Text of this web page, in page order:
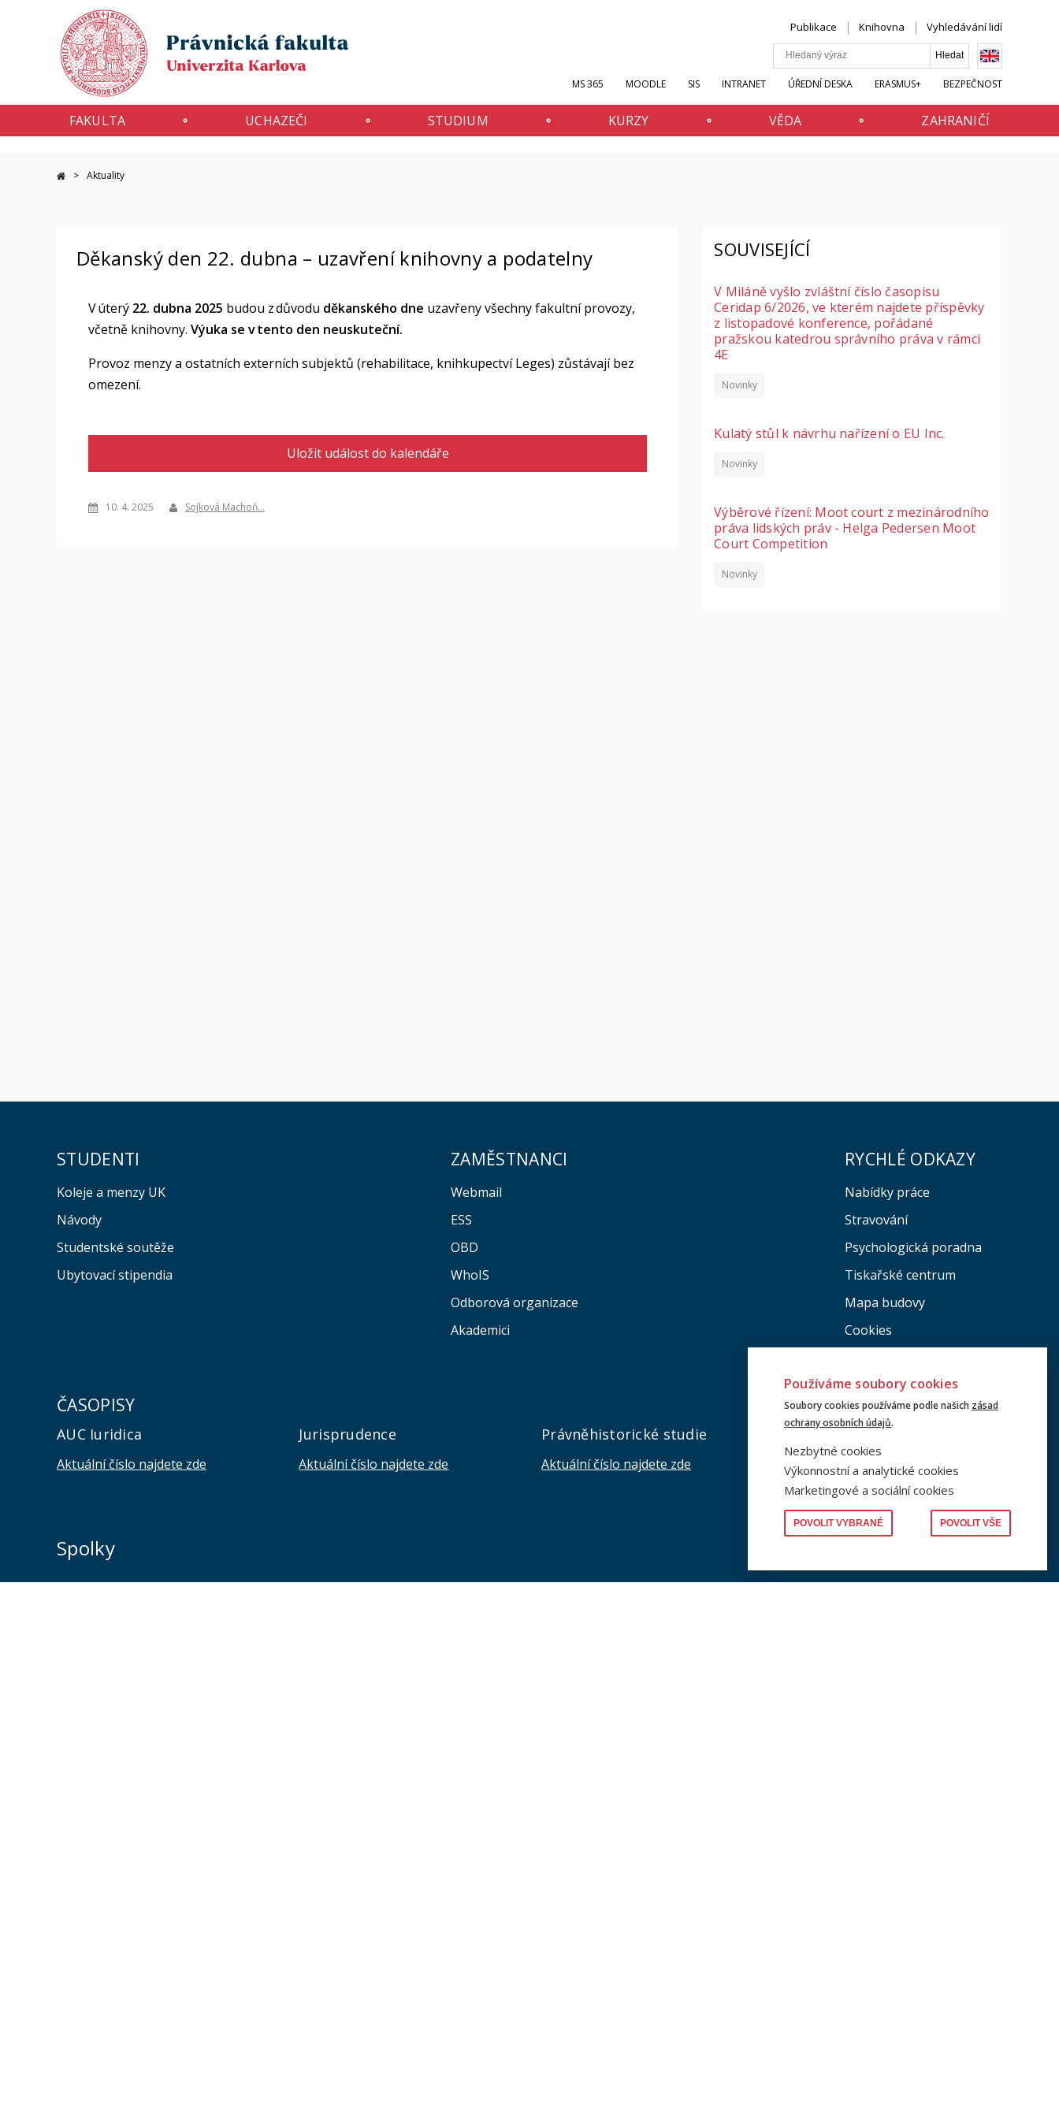
Publikace Knihovna Vyhledávání lidí
MS 365 MOODLE SIS INTRANET ÚŘEDNÍ DESKA ERASMUS+ BEZPEČNOST
FAKULTA UCHAZEČI STUDIUM KURZY VĚDA ZAHRANIČÍ
Aktuality
Děkanský den 22. dubna – uzavření knihovny a podatelny
V úterý22. dubna 2025 budou z důvodu děkanského dne uzavřeny všechny fakultní provozy,
včetně knihovny. Výuka se v tento den neuskuteční.
Provoz menzy a ostatních externích subjektů (rehabilitace, knihkupectví Leges) zůstávají bez
omezení.
Uložit událost do kalendáře
10. 4. 2025 Sojková Machoň…
SOUVISEJÍCÍ
V Miláně vyšlo zvláštní číslo časopisu
Ceridap 6/2026, ve kterém najdete příspěvky
z listopadové konference, pořádané
pražskou katedrou správního práva v rámci
4E
Novinky
Kulatý stůl k návrhu nařízení o EU Inc.
Novinky
Výběrové řízení: Moot court z mezinárodního
práva lidských práv - Helga Pedersen Moot
Court Competition
Novinky
STUDENTI
Koleje a menzy UK
Návody
Studentské soutěže
Ubytovací stipendia
ZAMĚSTNANCI
Webmail
ESS
OBD
WhoIS
Odborová organizace
Akademici
RYCHLÉ ODKAZY
Nabídky práce
Stravování
Psychologická poradna
Tiskařské centrum
Mapa budovy
Cookies
ČASOPISY
AUC Iuridica
Aktuální číslo najdete zde
Jurisprudence
Aktuální číslo najdete zde
Právněhistorické studie
Aktuální číslo najdete zde
PLWP (Working Papers)
Aktuální číslo najdete zde
Spolky
Používáme soubory cookies
Soubory cookies používáme podle našich zásad
ochrany osobních údajů.
Nezbytné cookies
Výkonnostní a analytické cookies
Marketingové a sociální cookies
POVOLIT VYBRANÉ POVOLIT VŠE